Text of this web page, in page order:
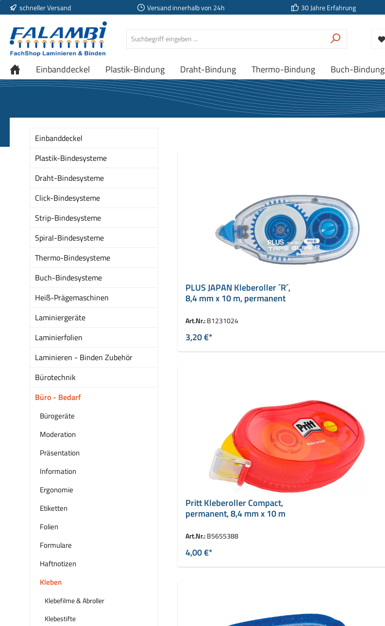
Hauptinhalt springen
Zur Suche springen
Zur Hauptnavigation springen
schneller Versand Versand innerhalb von 24h 30 Jahre Erfahrung
Einbanddeckel Plastik-Bindung Draht-Bindung Thermo-Bindung Buch-Bindung
Einbanddeckel
Plastik-Bindesysteme
Draht-Bindesysteme
Click-Bindesysteme
Strip-Bindesysteme
Spiral-Bindesysteme
Thermo-Bindesysteme
Buch-Bindesysteme
Heiß-Prägemaschinen
Laminiergeräte
Laminierfolien
Laminieren - Binden Zubehör
Bürotechnik
Büro - Bedarf
Bürogeräte
Moderation
Präsentation
Information
Ergonomie
Etiketten
Folien
Formulare
Haftnotizen
Kleben
Klebefilme & Abroller
Klebestifte
PLUS JAPAN Kleberoller ´R´,
8,4 mm x 10 m, permanent
Art.Nr.:B1231024
3,20 €*
Pritt Kleberoller Compact,
permanent, 8,4 mm x 10 m
Art.Nr.:B5655388
4,00 €*